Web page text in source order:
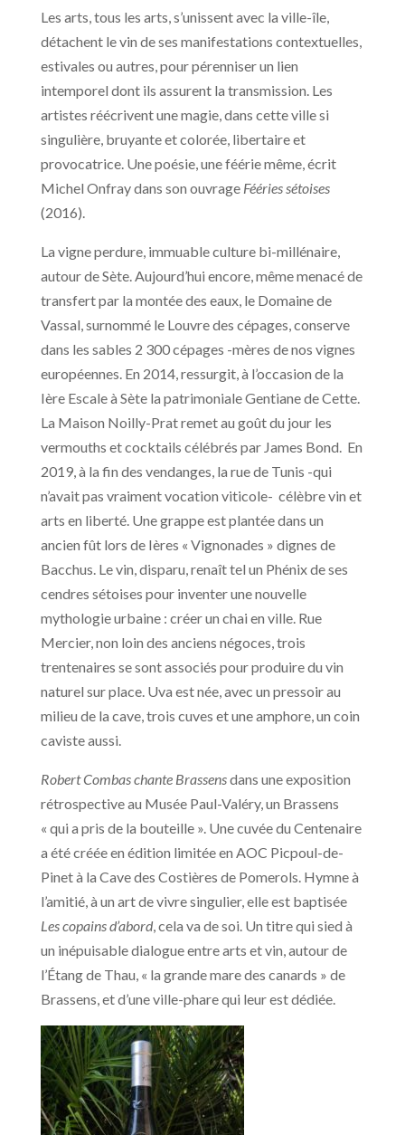
Les arts, tous les arts, s’unissent avec la ville-île,
détachent le vin de ses manifestations contextuelles,
estivales ou autres, pour pérenniser un lien
intemporel dont ils assurent la transmission. Les
artistes réécrivent une magie, dans cette ville si
singulière, bruyante et colorée, libertaire et
provocatrice. Une poésie, une féérie même, écrit
Michel Onfray dans son ouvrage Fééries sétoises
(2016).
La vigne perdure, immuable culture bi-millénaire,
autour de Sète. Aujourd’hui encore, même menacé de
transfert par la montée des eaux, le Domaine de
Vassal, surnommé le Louvre des cépages, conserve
dans les sables 2 300 cépages -mères de nos vignes
européennes. En 2014, ressurgit, à l’occasion de la
Ière Escale à Sète la patrimoniale Gentiane de Cette.
La Maison Noilly-Prat remet au goût du jour les
vermouths et cocktails célébrés par James Bond. En
2019, à la fin des vendanges, la rue de Tunis -qui
n’avait pas vraiment vocation viticole- célèbre vin et
arts en liberté. Une grappe est plantée dans un
ancien fût lors de Ières « Vignonades » dignes de
Bacchus. Le vin, disparu, renaît tel un Phénix de ses
cendres sétoises pour inventer une nouvelle
mythologie urbaine : créer un chai en ville. Rue
Mercier, non loin des anciens négoces, trois
trentenaires se sont associés pour produire du vin
naturel sur place. Uva est née, avec un pressoir au
milieu de la cave, trois cuves et une amphore, un coin
caviste aussi.
Robert Combas chante Brassensdans une exposition
rétrospective au Musée Paul-Valéry, un Brassens
« qui a pris de la bouteille ». Une cuvée du Centenaire
a été créée en édition limitée en AOC Picpoul-de-
Pinet à la Cave des Costières de Pomerols. Hymne à
l’amitié, à un art de vivre singulier, elle est baptisée
Les copains d’abord, cela va de soi. Un titre qui sied à
un inépuisable dialogue entre arts et vin, autour de
l’Étang de Thau, « la grande mare des canards » de
Brassens, et d’une ville-phare qui leur est dédiée.